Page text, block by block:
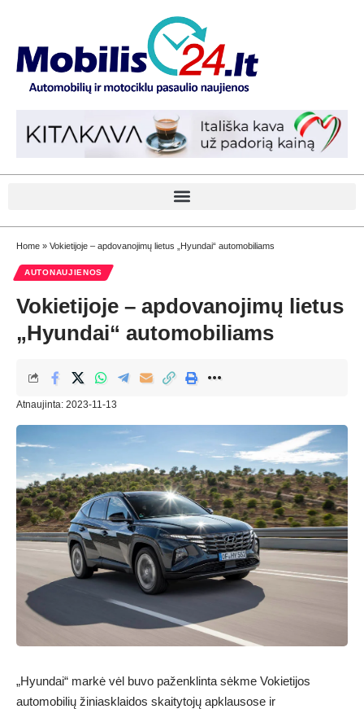
Home » Vokietijoje – apdovanojimų lietus „Hyundai“ automobiliams
AUTONAUJIENOS
Vokietijoje – apdovanojimų lietus
„Hyundai“ automobiliams
Atnaujinta: 2023-11-13
„Hyundai“ markė vėl buvo paženklinta sėkme Vokietijos
automobilių žiniasklaidos skaitytojų apklausose ir